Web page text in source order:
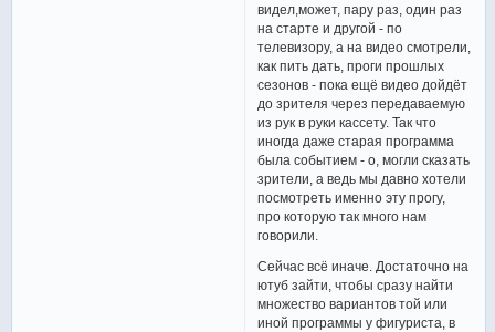
видел,может, пару раз, один раз
на старте и другой - по
телевизору, а на видео смотрели,
как пить дать, проги прошлых
сезонов - пока ещё видео дойдёт
до зрителя через передаваемую
из рук в руки кассету. Так что
иногда даже старая программа
была событием - о, могли сказать
зрители, а ведь мы давно хотели
посмотреть именно эту прогу,
про которую так много нам
говорили.
Сейчас всё иначе. Достаточно на
ютуб зайти, чтобы сразу найти
множество вариантов той или
иной программы у фигуриста, в